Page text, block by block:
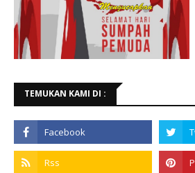
TEMUKAN KAMI DI :